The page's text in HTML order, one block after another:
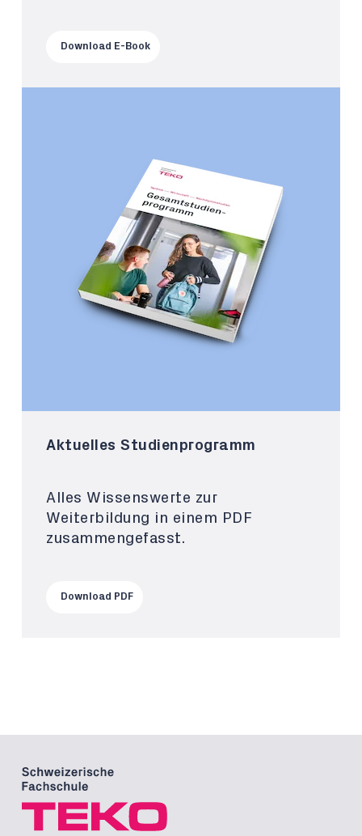
Download E-Book
Aktuelles Studienprogramm
Alles Wissenswerte zur
Weiterbildung in einem PDF
zusammengefasst.
Download PDF